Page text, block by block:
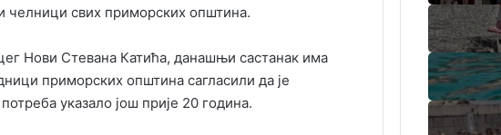
челници свих приморских општина.
Нови Стевана Катића, данашњи састанак има
приморских општина сагласили да је
указало још прије 20 година.